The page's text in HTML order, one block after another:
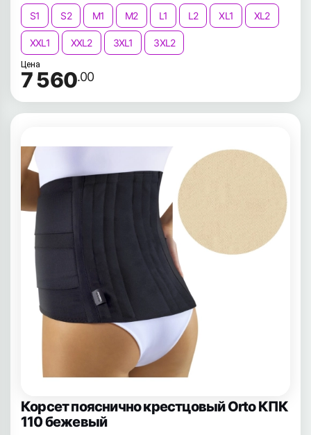
S1 S2 M1 M2 L1 L2 XL1 XL2
XXL1 XXL2 3XL1 3XL2
Цена
7 560.00
Корсет пояснично крестцовый Orto КПК
110 бежевый